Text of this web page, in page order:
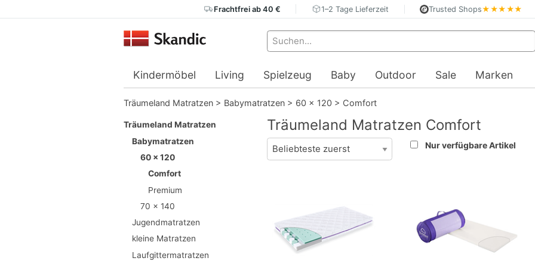
Frachtfrei ab 40 € 1–2 Tage Lieferzeit Trusted Shops★★★★★
Kindermöbel Living Spielzeug Baby Outdoor Sale Marken
Träumeland Matratzen > Babymatratzen > 60 x 120 > Comfort
Träumeland Matratzen
Babymatratzen
60 x 120
Comfort
Premium
70 x 140
Jugendmatratzen
kleine Matratzen
Laufgittermatratzen
Träumeland Matratzen Comfort
Nur verfügbare Artikel